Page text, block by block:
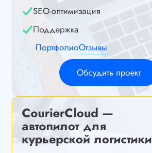
SEO-оптимизация
Поддержка
ПортфолиоОтзывы
Обсудить проект
CourierCloud —
автопилот для
курьерской логистики